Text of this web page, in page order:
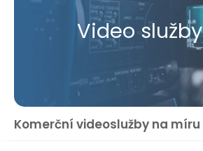
Video služby
Komerční videoslužby na míru